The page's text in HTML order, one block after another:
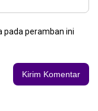
pada peramban ini